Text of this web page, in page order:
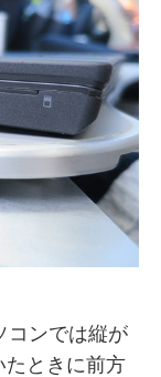
コンでは縦が
たときに前方